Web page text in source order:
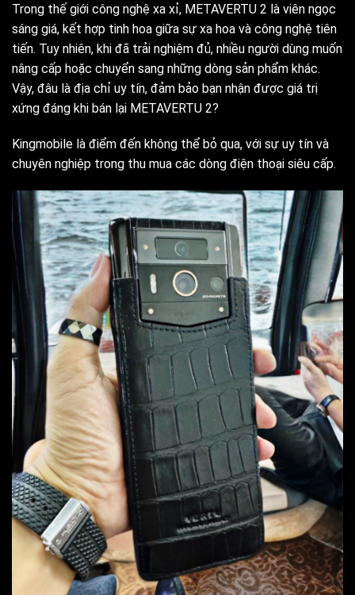
Trong thế giới công nghệ xa xỉ, METAVERTU 2 là viên ngọc
sáng giá, kết hợp tinh hoa giữa sự xa hoa và công nghệ tiên
tiến. Tuy nhiên, khi đã trải nghiệm đủ, nhiều người dùng muốn
nâng cấp hoặc chuyển sang những dòng sản phẩm khác.
Vậy, đâu là địa chỉ uy tín, đảm bảo bạn nhận được giá trị
xứng đáng khi bán lại METAVERTU 2?
Kingmobile là điểm đến không thể bỏ qua, với sự uy tín và
chuyên nghiệp trong thu mua các dòng điện thoại siêu cấp.